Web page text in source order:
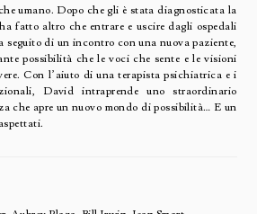
umano. Dopo che gli è stata diagnosticata la
fatto altro che entrare e uscire dagli ospedali
di un incontro con una nuova paziente,
possibilità che le voci che sente e le visioni
Con l’aiuto di una terapista psichiatrica e i
David intraprende uno straordinario
che apre un nuovo mondo di possibilità… E un